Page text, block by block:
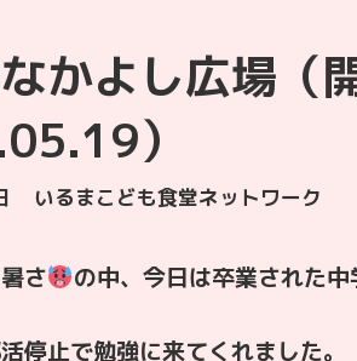
かよし広場（
）
いるまこども食堂ネットワーク
さ の中、今日は卒業された中
停止で勉強に来てくれました。